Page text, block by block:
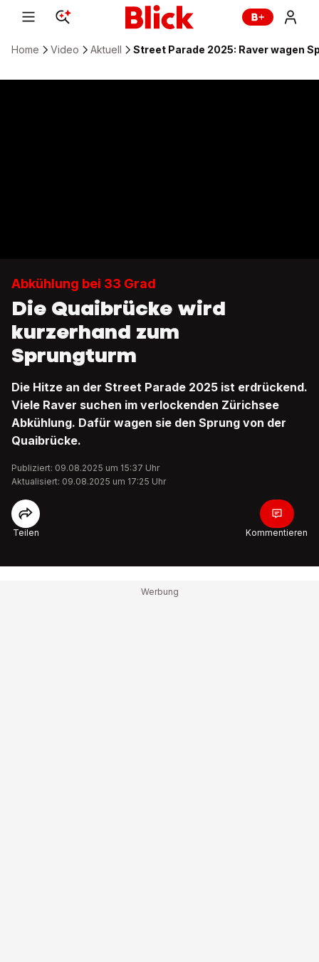
Home Video Aktuell Street Parade 2025: Raver wagen
Abkühlung bei 33 Grad
Die Quaibrücke wird
kurzerhand zum
Sprungturm
Die Hitze an der Street Parade 2025 ist erdrückend.
Viele Raver suchen im verlockenden Zürichsee
Abkühlung. Dafür wagen sie den Sprung von der
Quaibrücke.
Publiziert: 09.08.2025 um 15:37 Uhr
Aktualisiert: 09.08.2025 um 17:25 Uhr
Teilen Kommentieren